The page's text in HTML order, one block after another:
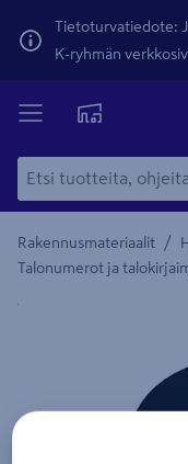
Tietoturvatiedote:
K-ryhmän
Rakennusmateriaalit /
Talonumerot ja
Yksityiskohtainen